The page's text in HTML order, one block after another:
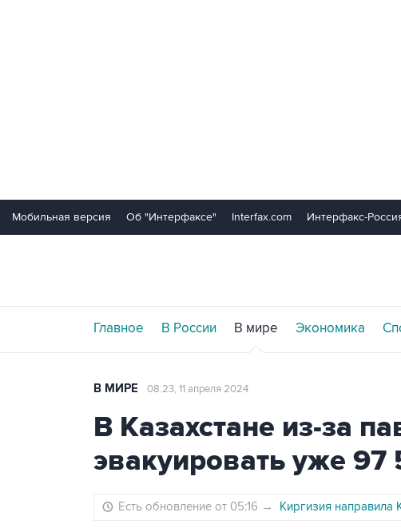
Мобильная версия Об "Интерфаксе" Interfax.com Интерфакс-
Главное В России В мире Экономика
В МИРЕ 08:23, 11 апреля 2024
В Казахстане из-за
эвакуировать уже 97
Есть обновление от 05:16 → Киргизия направила